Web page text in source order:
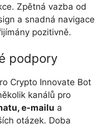
Zpětná vazba od
a snadná navigace
pozitivně.
podpory
Crypto Innovate Bot
kanálů pro
e-mailu a
otázek. Doba